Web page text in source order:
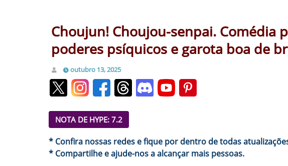
Choujun! Choujou-senpai. Comédia
poderes psíquicos e garota boa de
outubro 13, 2025
NOTA DE HYPE: 7.2
* Confira nossas redes e fique por dentro de todas
* Compartilhe e ajude-nos a alcançar mais pessoas.